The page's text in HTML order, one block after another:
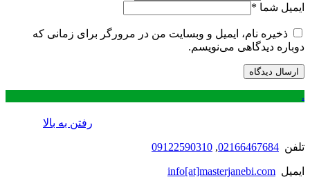
ایمیل شما *
ذخیره نام، ایمیل و وبسایت من در مرورگر برای زمانی که
دوباره دیدگاهی می‌نویسم.
.
رفتن به بالا
تلفن 02166467684
,
09122590310
ایمیل info[at]masterjanebi.com